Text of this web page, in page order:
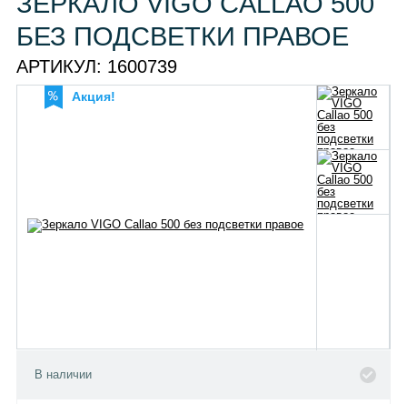
БЕЗ ПОДСВЕТКИ ПРАВОЕ
АРТИКУЛ: 1600739
Акция!
В наличии